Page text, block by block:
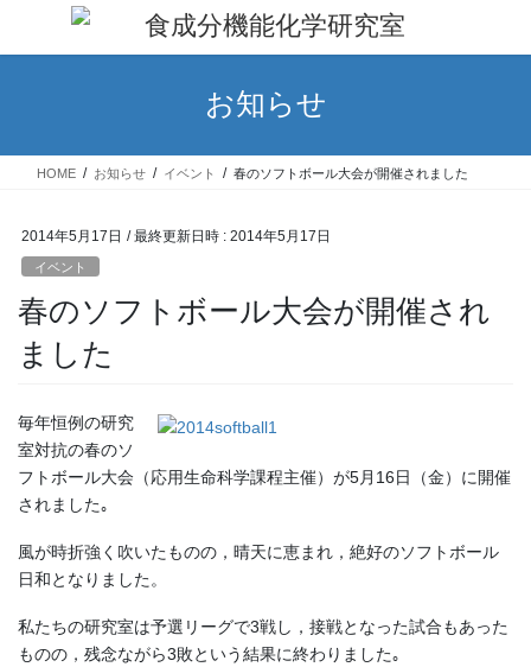
テ
ス
ゲ
ン
お知らせ
HOME お知らせ イベント 春のソフトボール大会が開催されました
2014年5月17日 / 最終更新日時 : 2014年5月17日
イベント
春のソフトボール大会が開催され
ました
毎年恒例の研究
室対抗の春のソ
フトボール大会（応用生命科学課程主催）が5月16日（金）に開催
されました｡
風が時折強く吹いたものの，晴天に恵まれ，絶好のソフトボール
日和となりました。
私たちの研究室は予選リーグで3戦し，接戦となった試合もあった
ものの，残念ながら3敗という結果に終わりました｡